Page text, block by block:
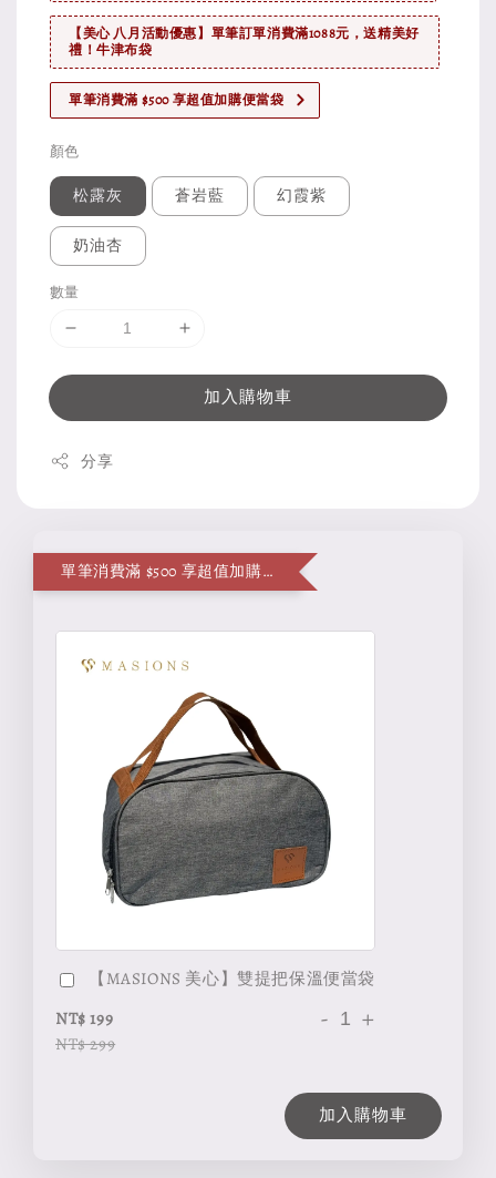
【美心 八月活動優惠】單筆訂單消費滿1088元，送精美好
禮！牛津布袋
單筆消費滿 $500 享超值加購便當袋
顏色
松露灰 蒼岩藍 幻霞紫
奶油杏
數量
加入購物車
分享
單筆消費滿 $500 享超值加購便當袋
【MASIONS 美心】雙提把保溫便當袋
NT$ 199
NT$ 299
- +
加入購物車